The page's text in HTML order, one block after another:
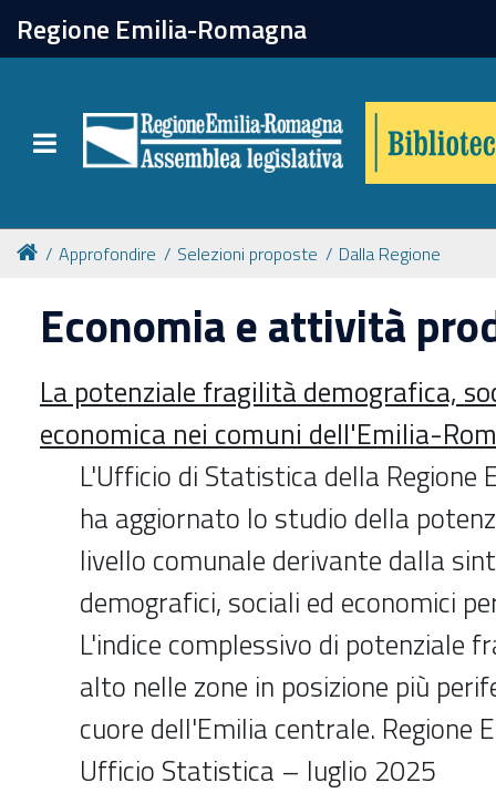
Regione Emilia-Romagna
Toggle navigation
chiudi
Catalogo online
Collezioni
Per approfondire
Appuntamenti
Prenotazione spazi
Approfondire Selezioni proposte Dalla Regione
Economia e attività
La potenziale fragilità demografica,
economica nei comuni dell'Emilia-
L'Ufficio di Statistica della Regione
ha aggiornato lo studio della
livello comunale derivante dalla
demografici, sociali ed economici
L'indice complessivo di potenziale
alto nelle zone in posizione più
cuore dell'Emilia centrale. Regione
Ufficio Statistica – luglio 2025